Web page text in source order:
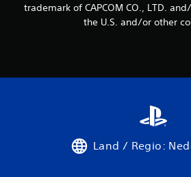
trademark of CAPCOM CO., LTD.
the U.S. and/or other
Land / Regio: